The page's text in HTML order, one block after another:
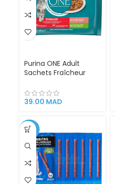
Purina ONE Adult
Sachets Fraîcheur
Saumon et à la Dinde
4 x 85 g | Aliment
Chat Adulte
39.00 MAD
-23%